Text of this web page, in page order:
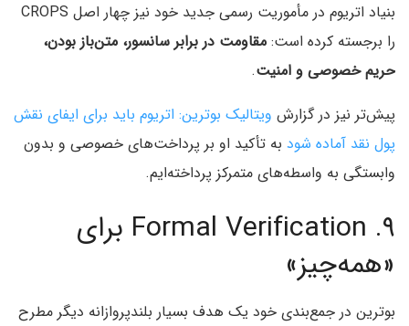
بنیاد اتریوم در مأموریت رسمی جدید خود نیز چهار اصل CROPS
را برجسته کرده است: مقاومت در برابر سانسور، متن‌باز بودن،
حریم خصوصی و امنیت.
پیش‌تر نیز در گزارش ویتالیک بوترین: اتریوم باید برای ایفای نقش
پول نقد آماده شود به تأکید او بر پرداخت‌های خصوصی و بدون
وابستگی به واسطه‌های متمرکز پرداخته‌ایم.
۹. Formal Verification برای
«همه‌چیز»
بوترین در جمع‌بندی خود یک هدف بسیار بلندپروازانه دیگر مطرح